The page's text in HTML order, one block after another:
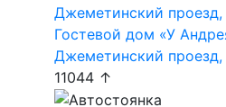
Гостевой дом «У
Джеметинский проезд,
11044 ↑